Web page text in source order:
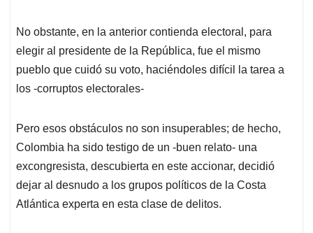
No obstante, en la anterior contienda electoral, para
elegir al presidente de la República, fue el mismo
pueblo que cuidó su voto, haciéndoles difícil la tarea a
los -corruptos electorales-
Pero esos obstáculos no son insuperables; de hecho,
Colombia ha sido testigo de un -buen relato- una
excongresista, descubierta en este accionar, decidió
dejar al desnudo a los grupos políticos de la Costa
Atlántica experta en esta clase de delitos.